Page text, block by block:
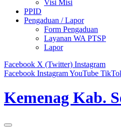
Visi Misi
PPID
Pengaduan / Lapor
Form Pengaduan
Layanan WA PTSP
Lapor
Facebook X (Twitter) Instagram
Facebook InstagramYouTube
Kemenag Kab.